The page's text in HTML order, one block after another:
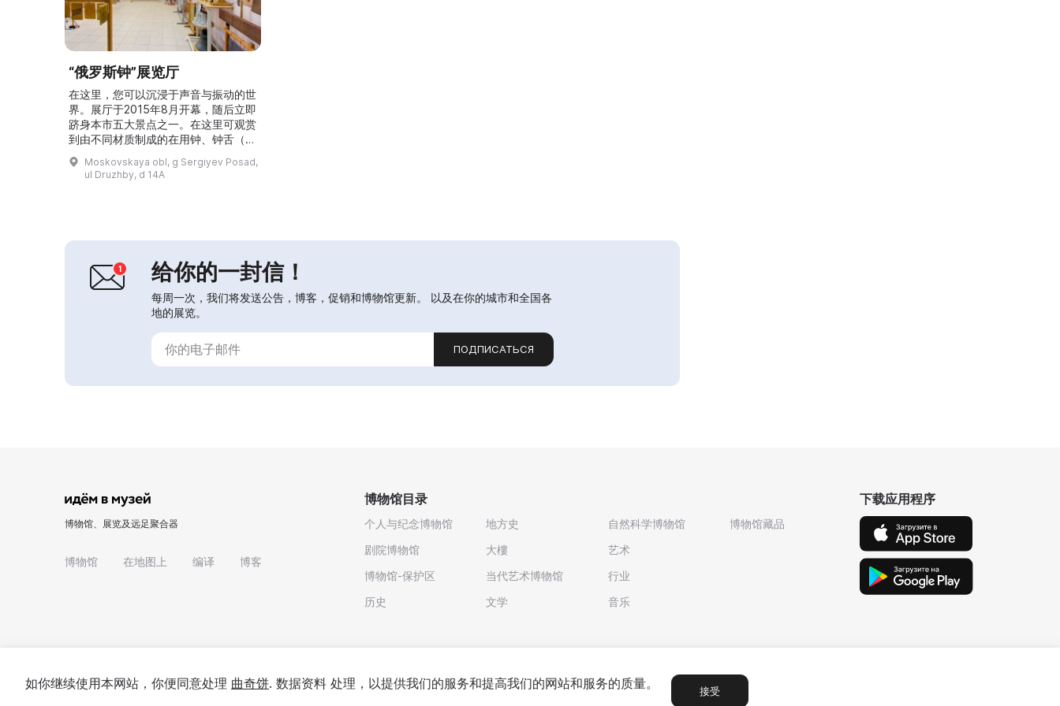
“俄罗斯钟”展览厅
在这里，您可以沉浸于声音与振动的世
界。展厅于2015年8月开幕，随后立即
跻身本市五大景点之一。在这里可观赏
到由不同材质制成的在用钟、钟舌（撞
击体）、小铃与扁平钟的收藏。您将能
听到木质、石质与金属钟舌的声音、郁
金香形钟、各种乐器及俄罗斯扁平钟的
比洛”的威力，聆听“天球音乐”与在钟
楼上演奏的旋律。“俄...
Moskovskaya obl, g Sergiyev Posad,
ul Druzhby, d 14A
给你的一封信！
每周一次，我们将发送公告，博客，促销和博物馆更新。 以及在你的城市和全国各
地的展览。
ПОДПИСАТЬСЯ
博物馆、展览及远足聚合器
博物馆 在地图上 编译 博客
博物馆目录
个人与纪念博物馆
剧院博物馆
博物馆-保护区
历史
地方史
大樓
当代艺术博物馆
文学
自然科学博物馆
艺术
行业
音乐
博物馆藏品
下载应用程序
如你继续使用本网站，你便同意处理 曲奇饼. 数据资料 处理，以提供我们的服务和提高我们的网站和服务的质量。 接受